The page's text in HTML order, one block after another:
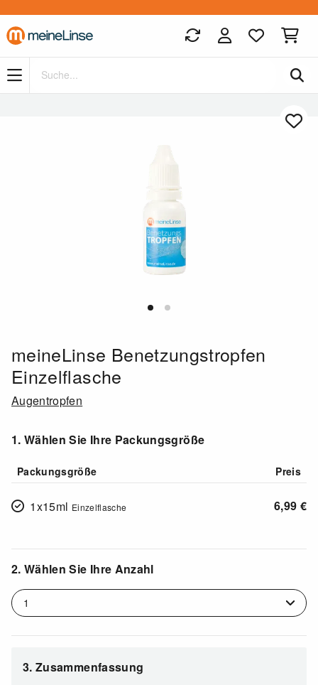
Zum Hauptinhalt springen
meineLinse Benetzungstropfen
Einzelflasche
Augentropfen
1. Wählen Sie Ihre Packungsgröße
Packungsgröße Preis
1x15ml Einzelflasche 6,99 €
2. Wählen Sie Ihre Anzahl
3. Zusammenfassung